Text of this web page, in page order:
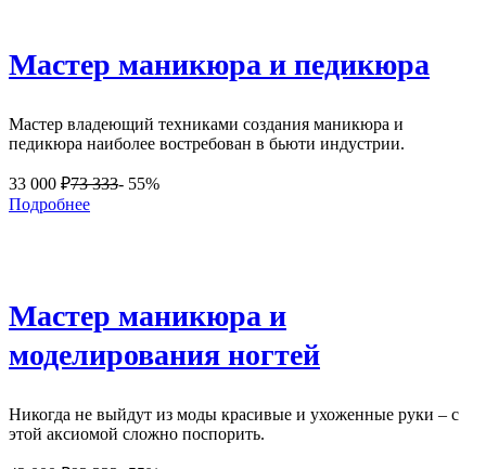
Мастер маникюра и педикюра
Мастер владеющий техниками создания маникюра и
педикюра наиболее востребован в бьюти индустрии.
33 000 ₽73 333- 55%
Подробнее
Мастер маникюра и
моделирования ногтей
Никогда не выйдут из моды красивые и ухоженные руки – с
этой аксиомой сложно поспорить.